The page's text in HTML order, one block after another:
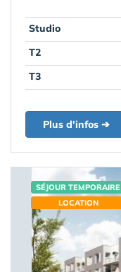
Studio
T2
T3
Plus d'infos ➔
SÉJOUR TEMPORAIRE
LOCATION